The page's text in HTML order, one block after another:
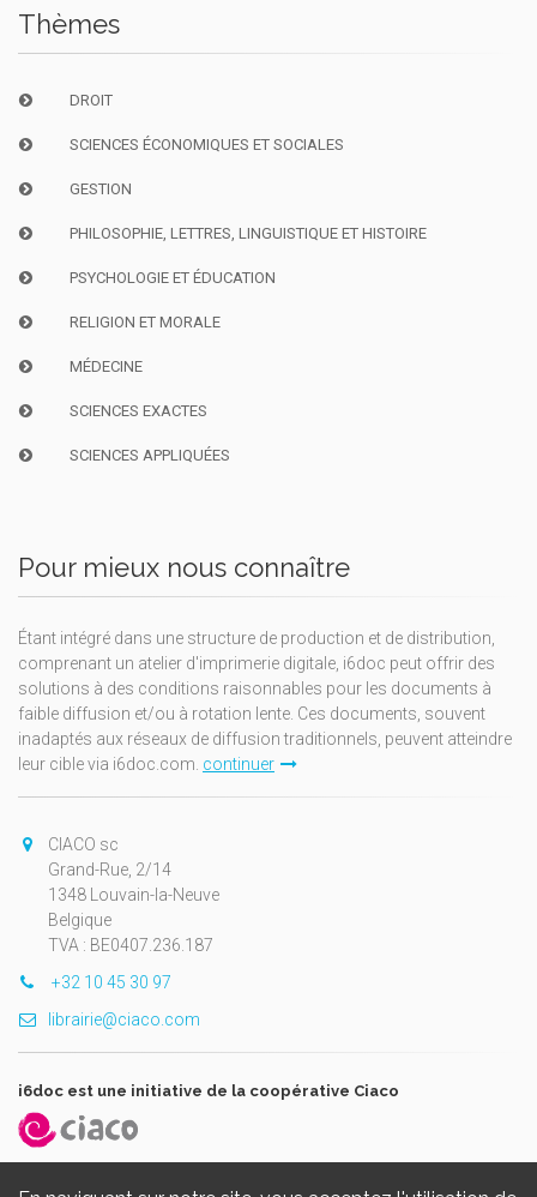
Thèmes
DROIT
SCIENCES ÉCONOMIQUES ET SOCIALES
GESTION
PHILOSOPHIE, LETTRES, LINGUISTIQUE ET HISTOIRE
PSYCHOLOGIE ET ÉDUCATION
RELIGION ET MORALE
MÉDECINE
SCIENCES EXACTES
SCIENCES APPLIQUÉES
Pour mieux nous connaître
Étant intégré dans une structure de production et de distribution,
comprenant un atelier d'imprimerie digitale, i6doc peut offrir des
solutions à des conditions raisonnables pour les documents à
faible diffusion et/ou à rotation lente. Ces documents, souvent
inadaptés aux réseaux de diffusion traditionnels, peuvent atteindre
leur cible via i6doc.com. continuer
CIACO sc
Grand-Rue, 2/14
1348 Louvain-la-Neuve
Belgique
TVA : BE0407.236.187
+32 10 45 30 97
librairie@ciaco.com
i6doc est une initiative de la coopérative Ciaco